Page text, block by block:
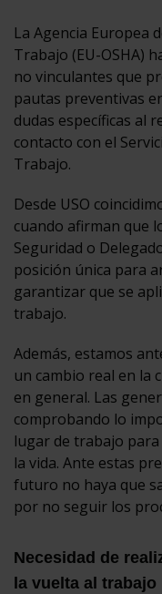
La Agencia Europea
Trabajo (EU-OSHA)
no vinculantes que
pautas preventivas
dudas específicas al
contacto con el
Trabajo.
Desde USO
cuando afirman que
Seguridad o
posición única para
garantizar que se
trabajo.
Además, estamos
un cambio real en la
en general. Las
comprobando lo
lugar de trabajo
la vida. Ante estas
futuro no haya que
por no seguir los
Necesidad de
la vuelta al trabajo